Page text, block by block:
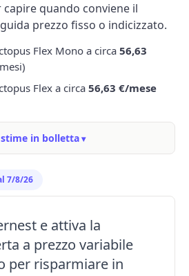
quando conviene il
prezzo fisso o indicizzato.
Flex Mono a circa56,63
Flex a circa56,63 €/mese
in bolletta
7/8/26
e attiva la
a prezzo variabile
per risparmiare in